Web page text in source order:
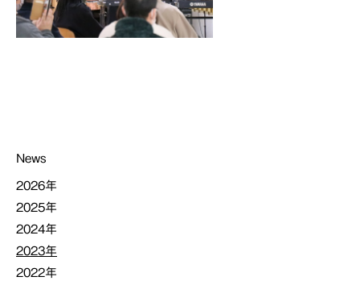
News
2026年
2025年
2024年
2023年
2022年